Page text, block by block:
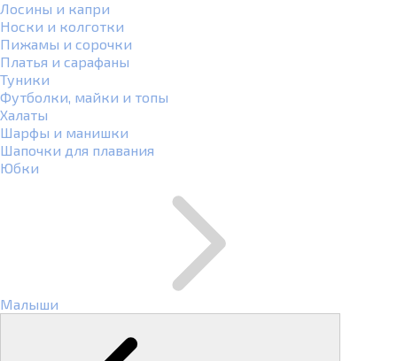
Лосины и капри
Носки и колготки
Пижамы и сорочки
Платья и сарафаны
Туники
Футболки, майки и топы
Халаты
Шарфы и манишки
Шапочки для плавания
Юбки
Малыши